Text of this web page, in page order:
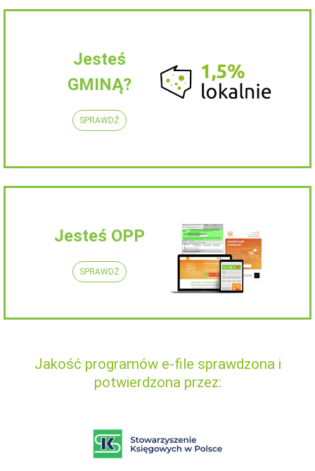
Jesteś
GMINĄ?
SPRAWDŹ
Jesteś OPP
SPRAWDŹ
Jakość programów e-file sprawdzona i
potwierdzona przez: